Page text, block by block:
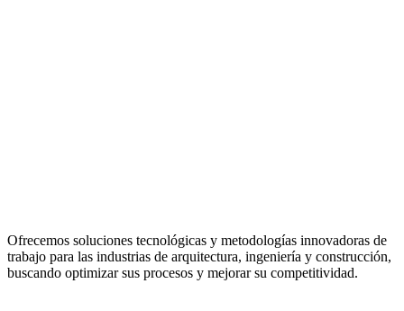
Ofrecemos soluciones tecnológicas y metodologías innovadoras de
trabajo para las industrias de arquitectura, ingeniería y construcción,
buscando optimizar sus procesos y mejorar su competitividad.